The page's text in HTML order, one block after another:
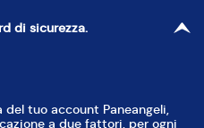
di sicurezza.
tuo account Paneangeli,
a due fattori, per ogni